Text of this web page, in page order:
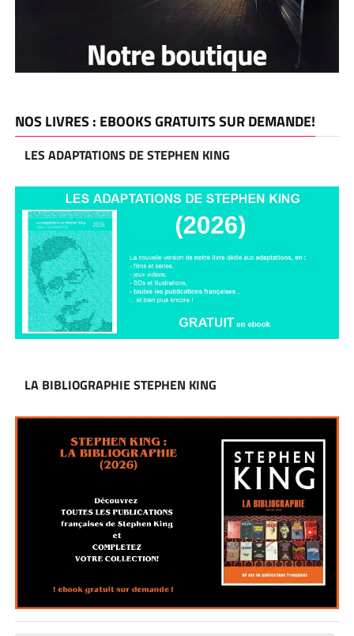
NOS LIVRES : EBOOKS GRATUITS SUR DEMANDE!
LES ADAPTATIONS DE STEPHEN KING
LA BIBLIOGRAPHIE STEPHEN KING